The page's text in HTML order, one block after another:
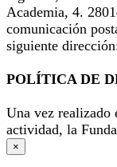
Academia, 4.
comunicación
siguiente
POLÍTICA DE
Una vez realizado
actividad, la
×